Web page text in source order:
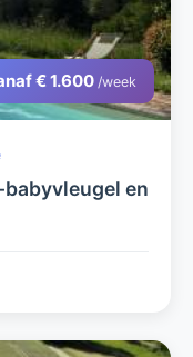
€ 1.600/week
en